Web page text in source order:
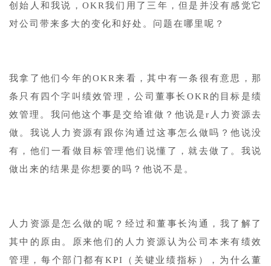
创始人和我说，OKR我们用了三年，但是并没有感觉它
对公司带来多大的变化和好处。问题在哪里呢？
我拿了他们今年的OKR来看，其中有一条很有意思，那
条只有四个字叫绩效管理，公司董事长OKR的目标是绩
效管理。我问他这个事是交给谁做？他说是r人力资源去
做。我说人力资源有跟你沟通过这事怎么做吗？他说没
有，他们一看做目标管理他们说懂了，就去做了。我说
做出来的结果是你想要的吗？他说不是。
人力资源是怎么做的呢？经过和董事长沟通，我了解了
其中的原由。原来他们的人力资源认为公司本来有绩效
管理，每个部门都有KPI（关键业绩指标），为什么董